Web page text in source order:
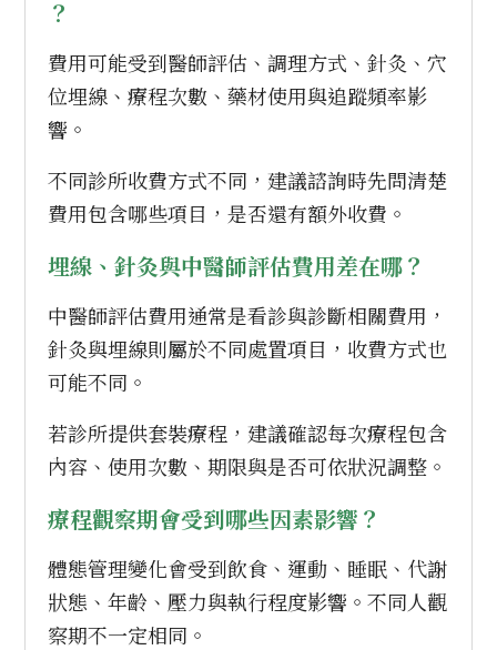
？
費用可能受到醫師評估、調理方式、針灸、穴
位埋線、療程次數、藥材使用與追蹤頻率影
響。
不同診所收費方式不同，建議諮詢時先問清楚
費用包含哪些項目，是否還有額外收費。
埋線、針灸與中醫師評估費用差在哪？
中醫師評估費用通常是看診與診斷相關費用，
針灸與埋線則屬於不同處置項目，收費方式也
可能不同。
若診所提供套裝療程，建議確認每次療程包含
內容、使用次數、期限與是否可依狀況調整。
療程觀察期會受到哪些因素影響？
體態管理變化會受到飲食、運動、睡眠、代謝
狀態、年齡、壓力與執行程度影響。不同人觀
察期不一定相同。